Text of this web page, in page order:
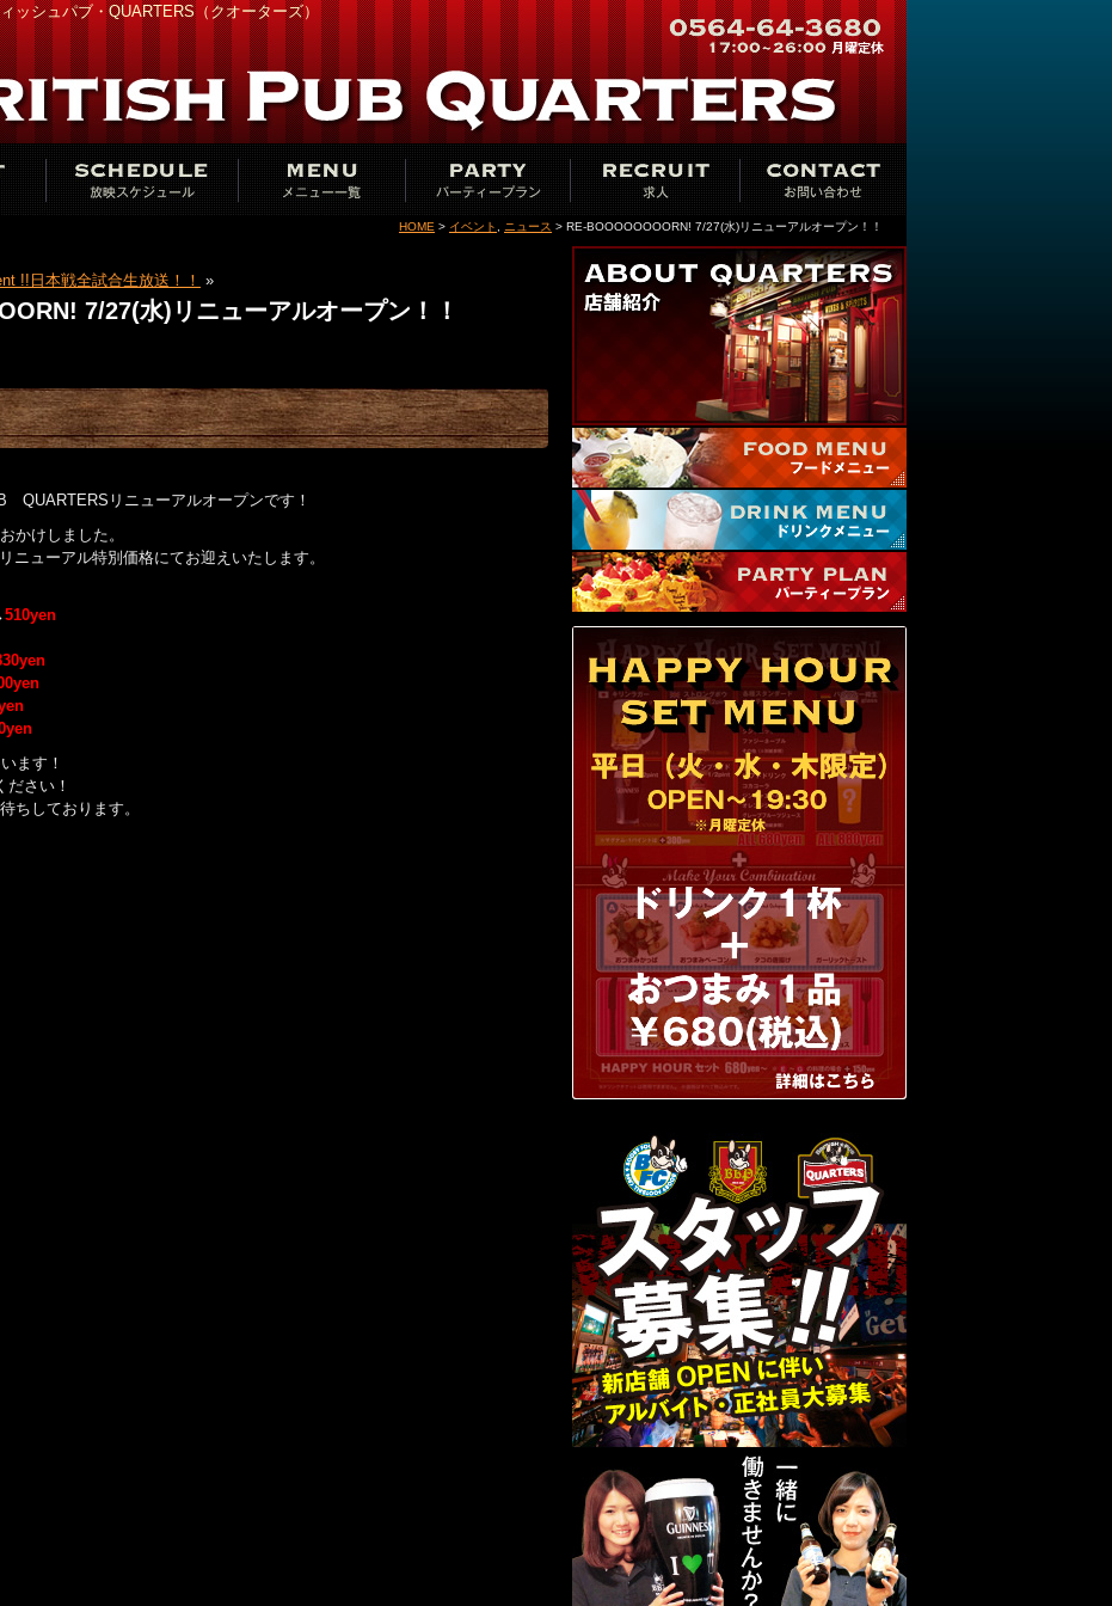
ッシュパブ・QUARTERS（クオーターズ）
HOME > イベント ニュース > RE-BOOOOOOOORN! 7/27(水)リニューアルオープン！！
!!日本戦全試合生放送！！
»
7/27(水)リニューアルオープン！！
リニューアルオープンです！
かけしました。
ニューアル特別価格にてお迎えいたします。
510yen
ます！
さい！
ちしております。